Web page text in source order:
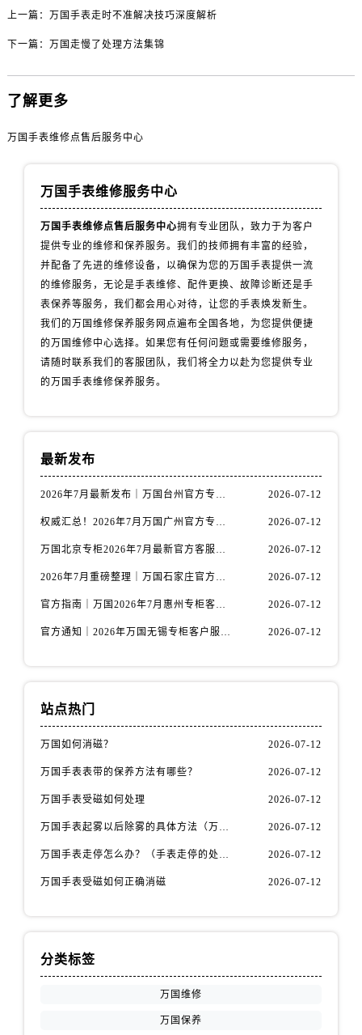
内蒙古自治区锡林郭勒盟市锡林浩特市光明街与额尔敦路交叉口万国售后服务中心（需提前预约）
山西省晋中市榆次区顺城街万国售后服务中心（需提前预约）
安徽省蚌埠市蚌山区淮河路万国售后服务中心（需提前预约）
安徽省芜湖市镜湖区中山路步行街万国售后服务中心（需提前预约）
江苏省南京市秦淮区中山南路1号南京中心22层22-C1-C3室万国售后服务中心（需提前预约）
江苏省泰州市海陵区永定东路399号置地商务中心东塔（华润万象城）17层1706室万国售后服务中心（需提前预约）
上一篇： 万国手表走时不准解决技巧深度解析
下一篇： 万国走慢了处理方法集锦
了解更多
万国手表维修点售后服务中心
万国手表维修服务中心
万国手表维修点售后服务中心拥有专业团队，致力于为客户
提供专业的维修和保养服务。我们的技师拥有丰富的经验，
并配备了先进的维修设备，以确保为您的万国手表提供一流
的维修服务，无论是手表维修、配件更换、故障诊断还是手
表保养等服务，我们都会用心对待，让您的手表焕发新生。
我们的万国维修保养服务网点遍布全国各地，为您提供便捷
的万国维修中心选择。如果您有任何问题或需要维修服务，
请随时联系我们的客服团队，我们将全力以赴为您提供专业
的万国手表维修保养服务。
最新发布
2026年7月最新发布｜万国台州官方专柜客户服务热线与专柜信息攻略 2026-07-12
权威汇总！2026年7月万国广州官方专柜客户服务电话及门店名录 2026-07-12
万国北京专柜2026年7月最新官方客服热线｜门店信息及服务攻略发布 2026-07-12
2026年7月重磅整理｜万国石家庄官方专柜服务电话&客户服务中心公告 2026-07-12
官方指南｜万国2026年7月惠州专柜客户服务热线与门店信息全攻略 2026-07-12
官方通知｜2026年万国无锡专柜客户服务热线全新升级（附7月最新专柜信息汇总） 2026-07-12
站点热门
万国如何消磁？ 2026-07-12
万国手表表带的保养方法有哪些？ 2026-07-12
万国手表受磁如何处理 2026-07-12
万国手表起雾以后除雾的具体方法（万国手表起雾解决办法） 2026-07-12
万国手表走停怎么办？（手表走停的处理方法） 2026-07-12
万国手表受磁如何正确消磁 2026-07-12
分类标签
万国维修
万国保养